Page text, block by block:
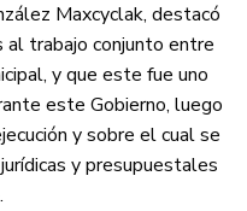
Maxcyclak, destacó
al trabajo conjunto entre
y que este fue uno
este Gobierno, luego
y sobre el cual se
y presupuestales